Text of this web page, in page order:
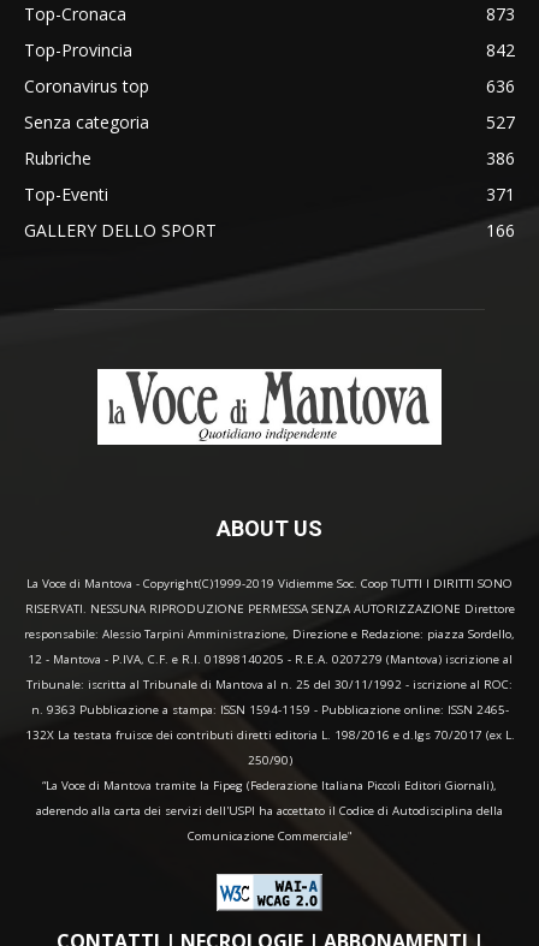
Top-Cronaca
873
Top-Provincia
842
Coronavirus top
636
Senza categoria
527
Rubriche
386
Top-Eventi
371
GALLERY DELLO SPORT
166
ABOUT US
La Voce di Mantova - Copyright(C)1999-2019 Vidiemme Soc. Coop TUTTI I DIRITTI SONO
RISERVATI. NESSUNA RIPRODUZIONE PERMESSA SENZA AUTORIZZAZIONE Direttore
responsabile: Alessio Tarpini Amministrazione, Direzione e Redazione: piazza Sordello,
12 - Mantova - P.IVA, C.F. e R.I. 01898140205 - R.E.A. 0207279 (Mantova) iscrizione al
Tribunale: iscritta al Tribunale di Mantova al n. 25 del 30/11/1992 - iscrizione al ROC:
n. 9363 Pubblicazione a stampa: ISSN 1594-1159 - Pubblicazione online: ISSN 2465-
132X La testata fruisce dei contributi diretti editoria L. 198/2016 e d.lgs 70/2017 (ex L.
250/90)
“La Voce di Mantova tramite la Fipeg (Federazione Italiana Piccoli Editori Giornali),
aderendo alla carta dei servizi dell'USPI ha accettato il Codice di Autodisciplina della
Comunicazione Commerciale"